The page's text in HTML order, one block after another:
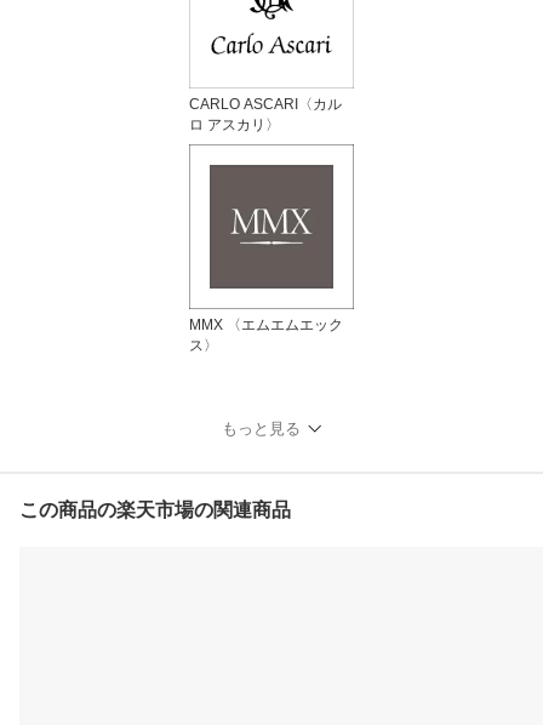
CARLO ASCARI〈カル
ロ アスカリ〉
MMX 〈エムエムエック
ス〉
もっと見る
この商品の楽天市場の関連商品